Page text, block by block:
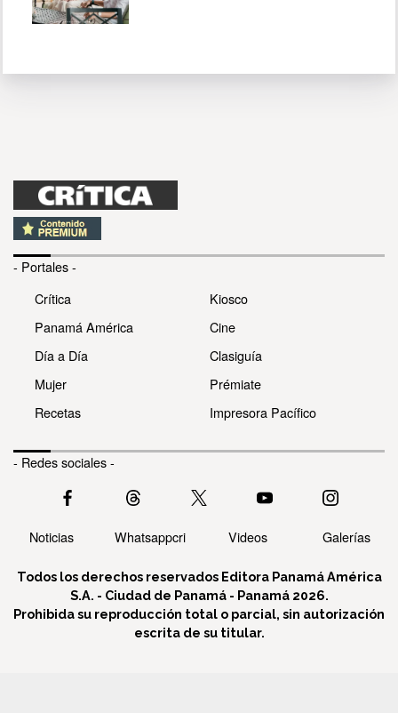
- Portales -
Crítica
Panamá América
Día a Día
Mujer
Recetas
Kiosco
Cine
Clasiguía
Prémiate
Impresora Pacífico
- Redes sociales -
Noticias Whatsappcri Videos Galerías
Todos los derechos reservados Editora Panamá América
S.A. - Ciudad de Panamá - Panamá 2026.
Prohibida su reproducción total o parcial, sin autorización
escrita de su titular.